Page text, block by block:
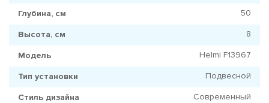
Глубина, см 50
Высота, см 8
Модель Helmi F13967
Тип установки Подвесной
Стиль дизайна Современный